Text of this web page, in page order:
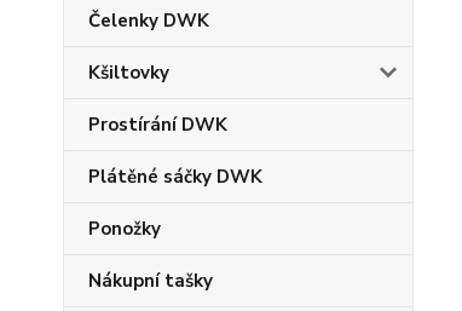
Čelenky DWK
Kšiltovky
Prostírání DWK
Plátěné sáčky DWK
Ponožky
Nákupní tašky